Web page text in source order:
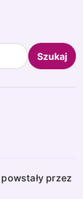
Szukaj
przez